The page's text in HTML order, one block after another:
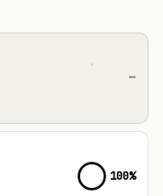
—
100%